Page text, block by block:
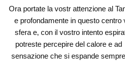
Ora portate la vostr attenzione al
e profondamente in questo
sfera e, con il vostro intento
potreste percepire del calore e
sensazione che si espande